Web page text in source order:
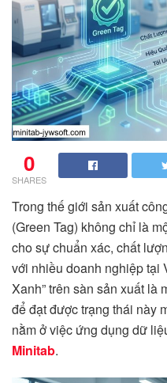
0
SHARES
Trong thế giới sản xuất
(Green Tag) không chỉ là
cho sự chuẩn xác, chất
với nhiều doanh nghiệp tại
Xanh” trên sàn sản xuất là
để đạt được trạng thái này
nằm ở việc ứng dụng dữ
Minitab.